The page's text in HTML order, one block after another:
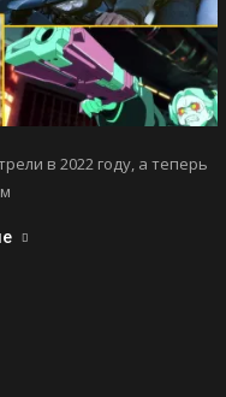
в 2022 году, а теперь